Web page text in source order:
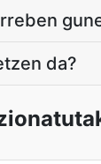
da?